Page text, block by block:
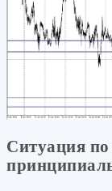
Ситуация по